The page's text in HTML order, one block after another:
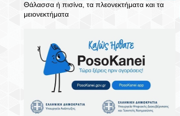
Θάλασσα ή πισίνα, τα πλεονεκτήματα και τα
μειονεκτήματα